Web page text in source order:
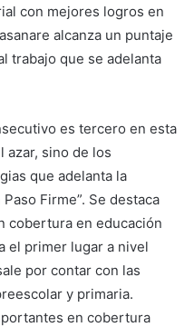
con mejores logros en
alcanza un puntaje
trabajo que se adelanta
es tercero en esta
azar, sino de los
que adelanta la
Firme”. Se destaca
cobertura en educación
el primer lugar a nivel
por contar con las
y primaria.
en cobertura